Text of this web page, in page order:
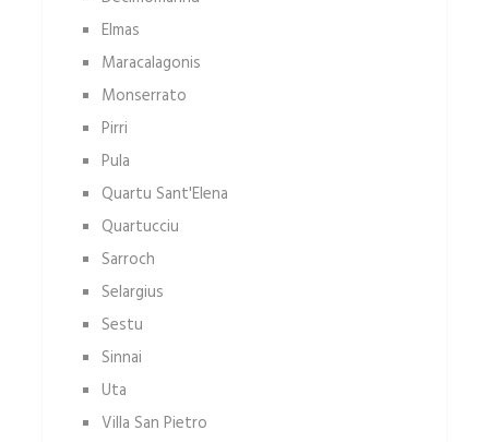
Elmas
Maracalagonis
Monserrato
Pirri
Pula
Quartu Sant'Elena
Quartucciu
Sarroch
Selargius
Sestu
Sinnai
Uta
Villa San Pietro